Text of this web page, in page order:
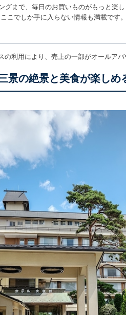
グまで、毎日のお買いものがもっと楽
こでしか手に入らない情報も満載です。
利用により、売上の一部がオールアバ
景の絶景と美食が楽しめ